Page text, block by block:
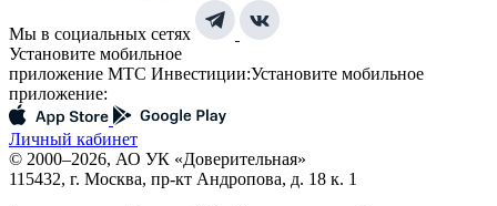
Мы в социальных сетях
Установите мобильное
приложение МТС Инвестиции:Установите мобильное
приложение:
Личный кабинет
© 2000–2026, АО УК «Доверительная»
115432, г. Москва, пр-кт Андропова, д. 18 к. 1